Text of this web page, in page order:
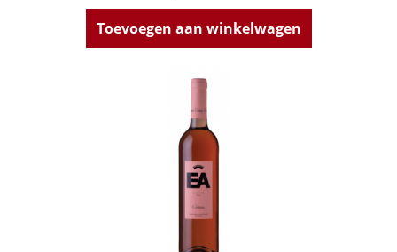
Toevoegen aan winkelwagen